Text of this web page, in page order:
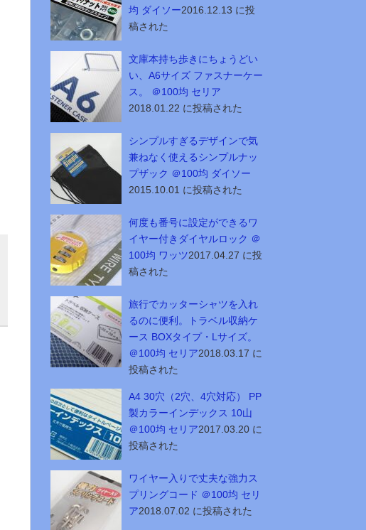
均 ダイソー2016.12.13 に投
稿された
文庫本持ち歩きにちょうどい
い、A6サイズ ファスナーケー
ス。 ＠100均 セリア
2018.01.22 に投稿された
シンプルすぎるデザインで気
兼ねなく使えるシンプルナッ
プザック ＠100均 ダイソー
2015.10.01 に投稿された
何度も番号に設定ができるワ
イヤー付きダイヤルロック ＠
100均 ワッツ2017.04.27 に投
稿された
旅行でカッターシャツを入れ
るのに便利。トラベル収納ケ
ース BOXタイプ・Lサイズ。
＠100均 セリア2018.03.17 に
投稿された
A4 30穴（2穴、4穴対応） PP
製カラーインデックス 10山
＠100均 セリア2017.03.20 に
投稿された
ワイヤー入りで丈夫な強力ス
プリングコード ＠100均 セリ
ア2018.07.02 に投稿された